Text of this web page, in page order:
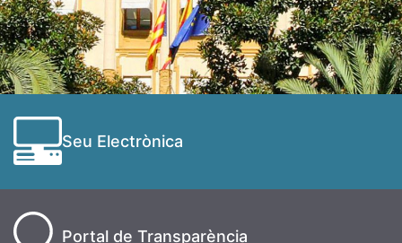
Seu Electrònica
Portal de Transparència